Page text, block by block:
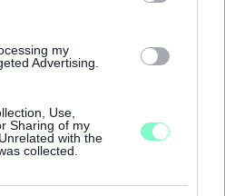
my
Advertising.
Use,
Sharing of my
with the
collected.emelkedtek éves
miközben az élelmiszerek ára